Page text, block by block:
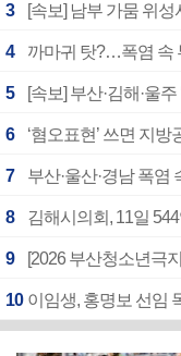
3 [속보] 남부 가뭄 위
4 까마귀 탓?…폭염 속
5 [속보] 부산·김해·울
6 ‘혐오표현’ 쓰면 지
7 부산·울산·경남 폭
8 김해시의회, 11일
9
10 이임생, 홍명보 선임